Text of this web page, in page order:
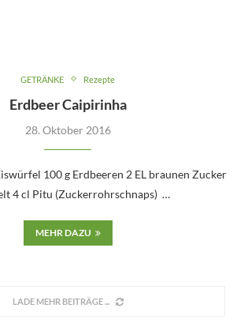
GETRÄNKE Rezepte
Erdbeer Caipirinha
28. Oktober 2016
100 g Erdbeeren 2 EL braunen Zucker
4 cl Pitu (Zuckerrohrschnaps) …
MEHR DAZU
LADE MEHR BEITRÄGE